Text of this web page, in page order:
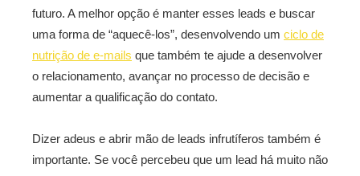
futuro. A melhor opção é manter esses leads e buscar
uma forma de “aquecê-los”, desenvolvendo um ciclo de
nutrição de e-mails que também te ajude a desenvolver
o relacionamento, avançar no processo de decisão e
aumentar a qualificação do contato.
Dizer adeus e abrir mão de leads infrutíferos também é
importante. Se você percebeu que um lead há muito não